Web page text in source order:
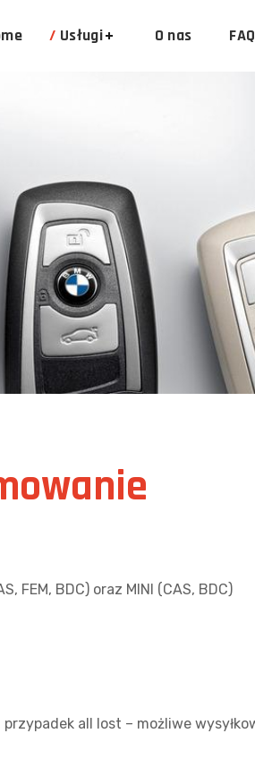
Usługi O nas
FEM, BDC) oraz MINI (CAS, BDC)
all lost – możliwe